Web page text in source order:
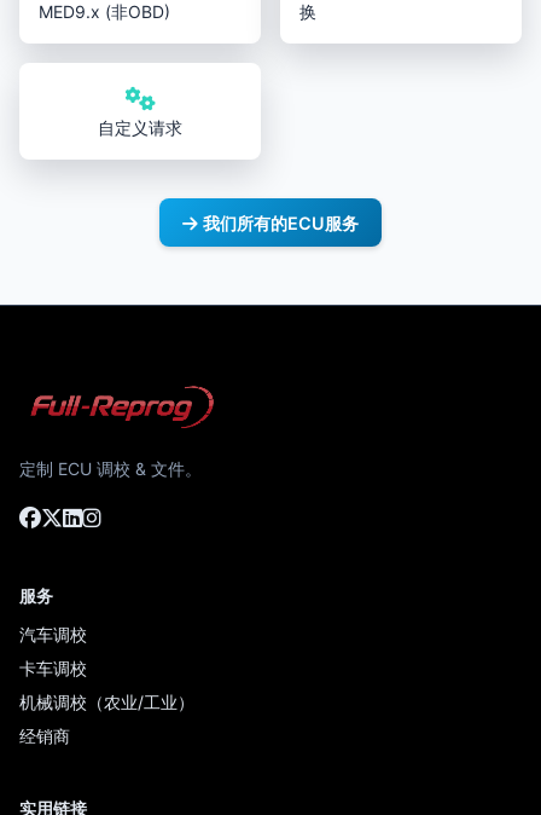
MED9.x (非OBD)
换
自定义请求
我们所有的ECU服务
定制 ECU 调校 & 文件。
服务
汽车调校
卡车调校
机械调校（农业/工业）
经销商
实用链接